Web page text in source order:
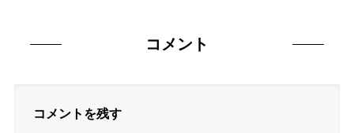
コメント
コメントを残す